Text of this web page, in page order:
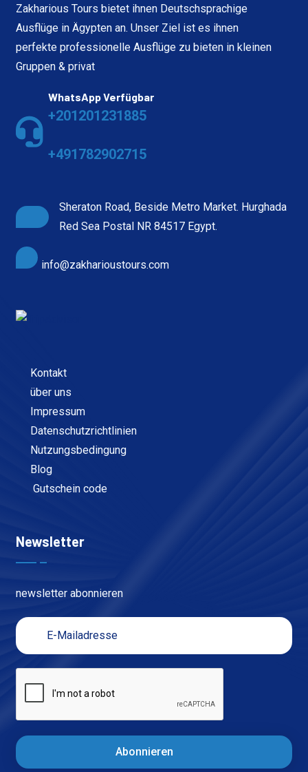
Zakharious Tours bietet ihnen Deutschsprachige
Ausflüge in Ägypten an. Unser Ziel ist es ihnen
perfekte professionelle Ausflüge zu bieten in kleinen
Gruppen & privat
WhatsApp Verfügbar
+201201231885
+491782902715
Sheraton Road, Beside Metro Market. Hurghada
Red Sea Postal NR 84517 Egypt.
info@zakharioustours.com
Kontakt
über uns
Impressum
Datenschutzrichtlinien
Nutzungsbedingung
Blog
Gutschein code
Newsletter
newsletter abonnieren
Abonnieren